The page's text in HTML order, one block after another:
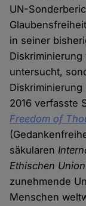
UN-
in seiner
untersucht,
2016 verfasste
Freedom of
säkularen
Ethischen
zunehmende
Menschen